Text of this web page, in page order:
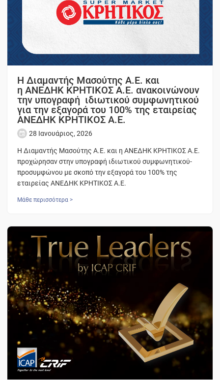
Η Διαμαντής Μασούτης Α.Ε. και
η ΑΝΕΔΗΚ ΚΡΗΤΙΚΟΣ Α.Ε. ανακοινώνουν
την υπογραφή ιδιωτικού συμφωνητικού
για την εξαγορά του 100% της εταιρείας
ΑΝΕΔΗΚ ΚΡΗΤΙΚΟΣ Α.Ε.
28 Ιανουάριος, 2026
Η Διαμαντής Μασούτης Α.Ε. και η ΑΝΕΔΗΚ ΚΡΗΤΙΚΟΣ Α.Ε.
προχώρησαν στην υπογραφή ιδιωτικού συμφωνητικού-
προσυμφώνου με σκοπό την εξαγορά του 100% της
εταιρείας ΑΝΕΔΗΚ ΚΡΗΤΙΚΟΣ Α.Ε.
Μάθε περισσότερα >